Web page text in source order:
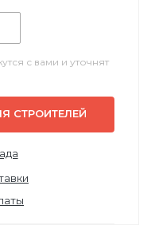
с вами и уточнят
СТРОИТЕЛЕЙ